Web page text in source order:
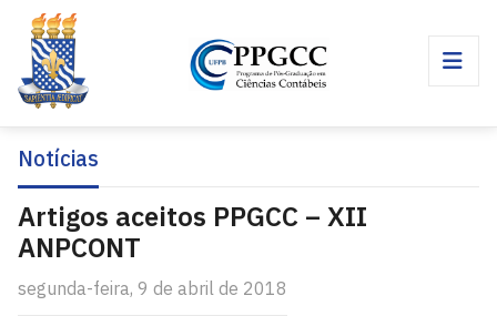
Notícias
Artigos aceitos PPGCC – XII
ANPCONT
segunda-feira, 9 de abril de 2018